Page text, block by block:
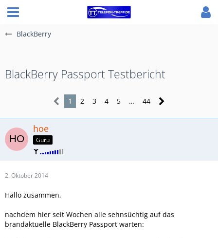
BlackBerry
BlackBerry Passport Testbericht
1 2 3 4 5 … 44
hoe
Guru
2. Oktober 2014
Hallo zusammen,
nachdem hier seit Wochen alle sehnsüchtig auf das
brandaktuelle BlackBerry Passport warten: